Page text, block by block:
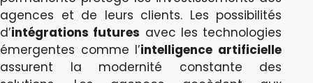
agences et de leurs clients. Les possibilités
d’intégrations futures avec les technologies
émergentes comme l’intelligence artificielle
assurent la modernité constante des